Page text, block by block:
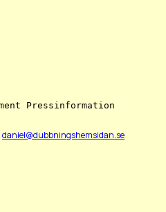
daniel@dubbningshemsidan.se